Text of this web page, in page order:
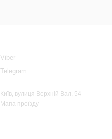
Viber
Telegram
Київ, вулиця Верхній Вал, 54
Мапа проїзду